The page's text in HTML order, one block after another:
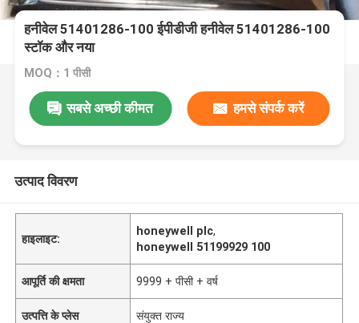
हनीवेल 51401286-100 ईपीडीजी हनीवेल 51401286-100
स्टॉक और नया
MOQ：1 पीसी
सबसे अच्छी कीमत हमसे संपर्क करें
उत्पाद विवरण
हाइलाइट:
honeywell plc,
honeywell 51199929 100
आपूर्ति की क्षमता 9999 + पीसी + वर्ष
उत्पत्ति के प्लेस संयुक्त राज्य